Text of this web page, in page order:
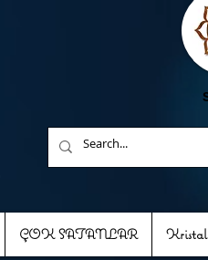
ÇOK SATANLAR Kristal